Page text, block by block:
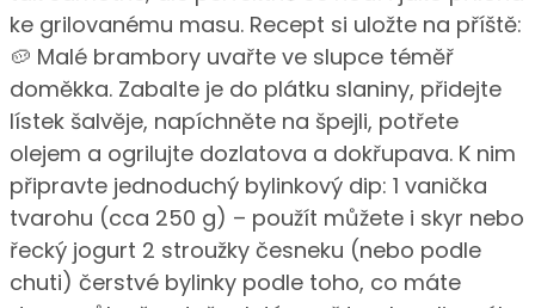
ke grilovanému masu. Recept si uložte na příště:
🥔 Malé brambory uvařte ve slupce téměř
doměkka. Zabalte je do plátku slaniny, přidejte
lístek šalvěje, napíchněte na špejli, potřete
olejem a ogrilujte dozlatova a dokřupava. K nim
připravte jednoduchý bylinkový dip: 1 vanička
tvarohu (cca 250 g) – použít můžete i skyr nebo
řecký jogurt 2 stroužky česneku (nebo podle
chuti) čerstvé bylinky podle toho, co máte